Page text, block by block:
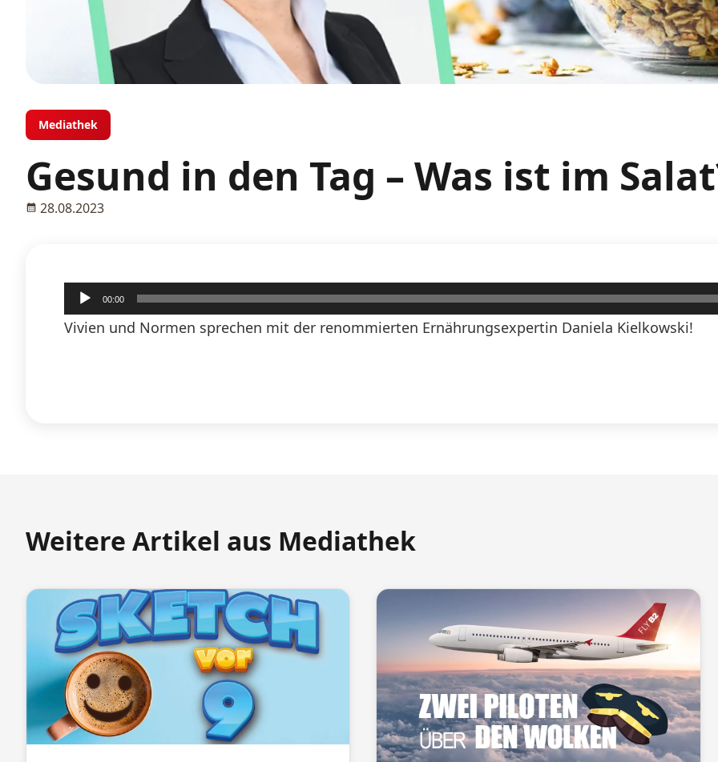
Mediathek
Gesund in den Tag – Was ist im
28.08.2023
Audio-
Player
00:00
Vivien und Normen sprechen mit der renommierten Ernährungsexpertin Daniela Kielkowski!
Weitere Artikel aus Mediathek